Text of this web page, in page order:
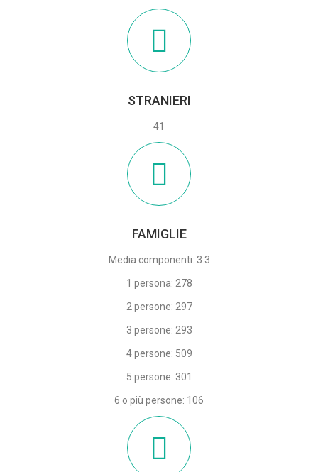
STRANIERI
41
FAMIGLIE
Media componenti: 3.3
1 persona: 278
2 persone: 297
3 persone: 293
4 persone: 509
5 persone: 301
6 o più persone: 106